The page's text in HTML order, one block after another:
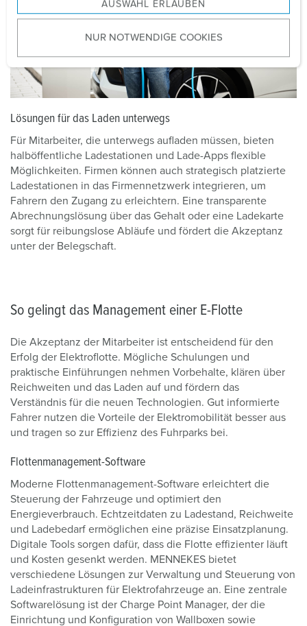
u
w
a
h
AUSWAHL ERLAUBEN
NUR NOTWENDIGE COOKIES
Lösungen für das Laden unterwegs
Für Mitarbeiter, die unterwegs aufladen müssen, bieten
halböffentliche Ladestationen und Lade-Apps flexible
Möglichkeiten. Firmen können auch strategisch platzierte
Ladestationen in das Firmennetzwerk integrieren, um
Fahrern den Zugang zu erleichtern. Eine transparente
Abrechnungslösung über das Gehalt oder eine Ladekarte
sorgt für reibungslose Abläufe und fördert die Akzeptanz
unter der Belegschaft.
So gelingt das Management einer E-Flotte
Die Akzeptanz der Mitarbeiter ist entscheidend für den
Erfolg der Elektroflotte. Mögliche Schulungen und
praktische Einführungen nehmen Vorbehalte, klären über
Reichweiten und das Laden auf und fördern das
Verständnis für die neuen Technologien. Gut informierte
Fahrer nutzen die Vorteile der Elektromobilität besser aus
und tragen so zur Effizienz des Fuhrparks bei.
Flottenmanagement-Software
Moderne Flottenmanagement-Software erleichtert die
Steuerung der Fahrzeuge und optimiert den
Energieverbrauch. Echtzeitdaten zu Ladestand, Reichweite
und Ladebedarf ermöglichen eine präzise Einsatzplanung.
Digitale Tools sorgen dafür, dass die Flotte effizienter läuft
und Kosten gesenkt werden. MENNEKES bietet
verschiedene Lösungen zur Verwaltung und Steuerung von
Ladeinfrastrukturen für Elektrofahrzeuge an. Eine zentrale
Softwarelösung ist der Charge Point Manager, der die
Einrichtung und Konfiguration von Wallboxen sowie